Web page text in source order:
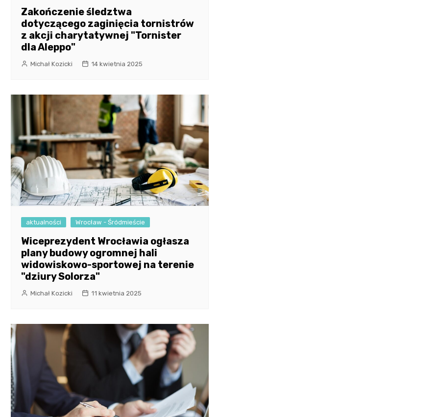
Zakończenie śledztwa
dotyczącego zaginięcia tornistrów
z akcji charytatywnej "Tornister
dla Aleppo"
Michał Kozicki 14 kwietnia 2025
aktualności Wrocław - Śródmieście
Wiceprezydent Wrocławia ogłasza
plany budowy ogromnej hali
widowiskowo-sportowej na terenie
"dziury Solorza"
Michał Kozicki 11 kwietnia 2025